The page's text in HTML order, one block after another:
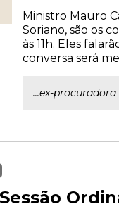
Ministro Mauro
Soriano, são os
às 11h. Eles
conversa será
...ex-